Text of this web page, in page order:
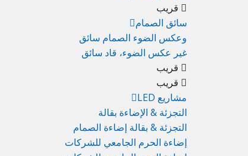
قريب
سائق الصمام
وعكس الضوء الصمام سائق
غير عكس الضوء، قاد سائق
قريب
قريب
مشاريع LED
التجزئة & الإضاءة بقالة
التجزئة & بقالة إضاءة الصمام
إضاءة الحرم الجامعي للشركات